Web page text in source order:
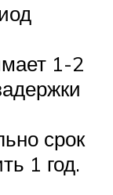
1-2
срок
1 год.